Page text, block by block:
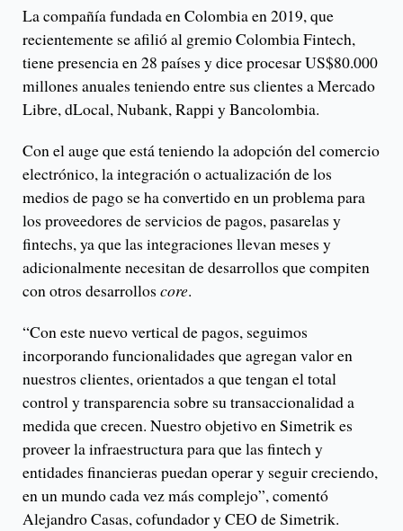
La compañía fundada en Colombia en 2019, que
recientemente se afilió al gremio Colombia Fintech,
tiene presencia en 28 países y dice procesar US$80.000
millones anuales teniendo entre sus clientes a Mercado
Libre, dLocal, Nubank, Rappi y Bancolombia.
Con el auge que está teniendo la adopción del comercio
electrónico, la integración o actualización de los
medios de pago se ha convertido en un problema para
los proveedores de servicios de pagos, pasarelas y
fintechs, ya que las integraciones llevan meses y
adicionalmente necesitan de desarrollos que compiten
con otros desarrollos core.
“Con este nuevo vertical de pagos, seguimos
incorporando funcionalidades que agregan valor en
nuestros clientes, orientados a que tengan el total
control y transparencia sobre su transaccionalidad a
medida que crecen. Nuestro objetivo en Simetrik es
proveer la infraestructura para que las fintech y
entidades financieras puedan operar y seguir creciendo,
en un mundo cada vez más complejo”, comentó
Alejandro Casas, cofundador y CEO de Simetrik.